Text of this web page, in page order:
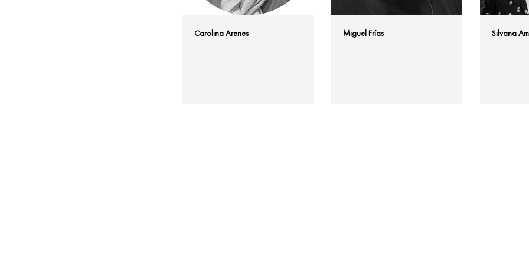
Carolina Arenes Miguel Frías Silvana